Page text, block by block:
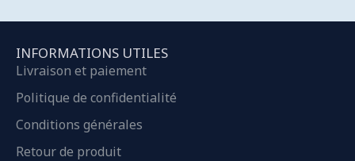
INFORMATIONS UTILES
Livraison et paiement
Politique de confidentialité
Conditions générales
Retour de produit